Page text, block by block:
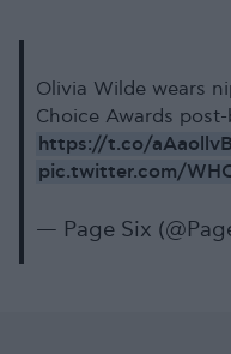
Olivia Wilde wears
Choice Awards
https://t.co/
pic.twitter.com/
— Page Six